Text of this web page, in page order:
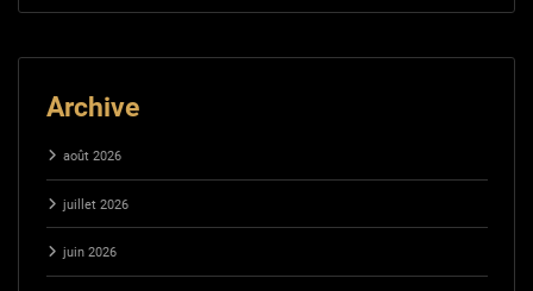
Archive
août 2026
juillet 2026
juin 2026